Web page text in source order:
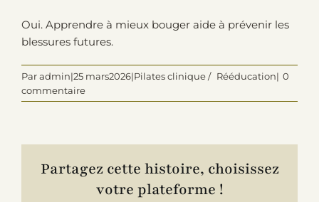
Oui. Apprendre à mieux bouger aide à prévenir les
blessures futures.
Paradmin|25 mars2026|Pilates clinique / Rééducation| 0
commentaire
Partagez cette histoire, choisissez
votre plateforme !